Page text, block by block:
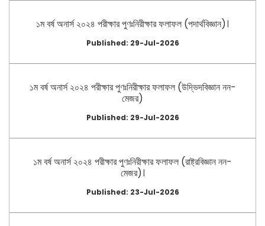
১ম বর্ষ অনার্স ২০২৪ পরীক্ষার পুণঃনিরীক্ষার ফলাফল (পদার্থবিজ্ঞান)।
Published: 29-Jul-2026
১ম বর্ষ অনার্স ২০২৪ পরীক্ষার পুণঃনিরীক্ষার ফলাফল (উদ্ভিদবিজ্ঞান নন-
মেজর)
Published: 29-Jul-2026
১ম বর্ষ অনার্স ২০২৪ পরীক্ষার পুণঃনিরীক্ষার ফলাফল (রাষ্ট্রবিজ্ঞান নন-
মেজর)।
Published: 23-Jul-2026